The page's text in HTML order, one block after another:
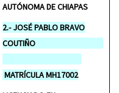
AUTÓNOMA DE CHIAPAS
2.- JOSÉ PABLO BRAVO
COUTIÑO
MATRÍCULA MH17002